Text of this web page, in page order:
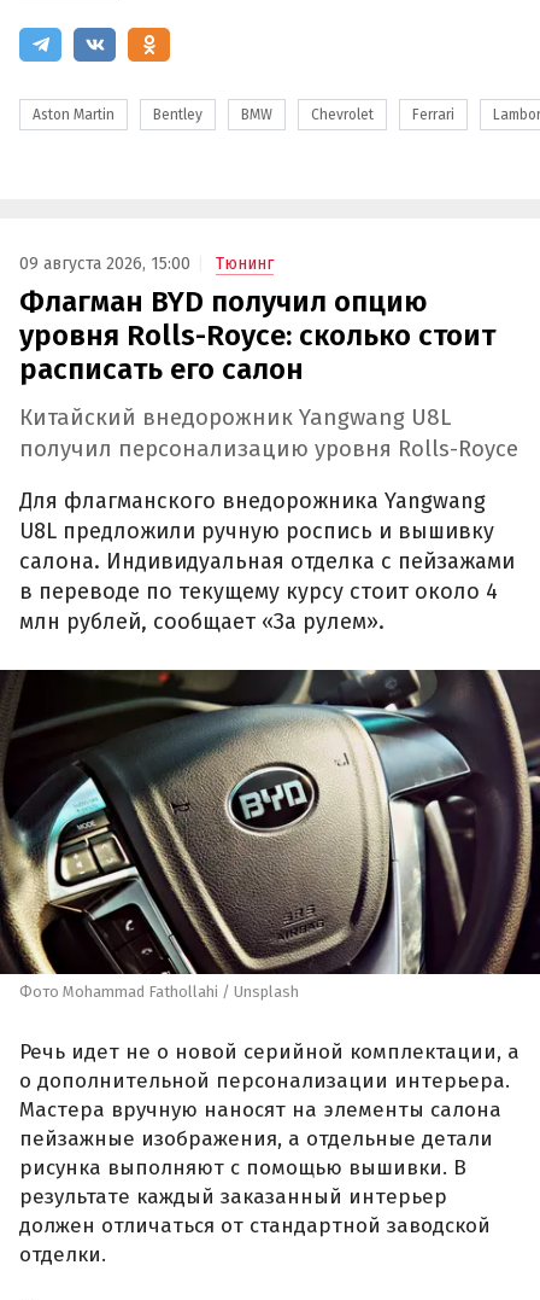
Aston Martin Bentley BMW Chevrolet Ferrari
09 августа 2026, 15:00 Тюнинг
Флагман BYD получил опцию
уровня Rolls-Royce: сколько стоит
расписать его салон
Китайский внедорожник Yangwang U8L
получил персонализацию уровня Rolls-Royce
Для флагманского внедорожника Yangwang
U8L предложили ручную роспись и вышивку
салона. Индивидуальная отделка с пейзажами
в переводе по текущему курсу стоит около 4
млн рублей, сообщает «За рулем».
Фото Mohammad Fathollahi / Unsplash
Речь идет не о новой серийной комплектации, а
о дополнительной персонализации интерьера.
Мастера вручную наносят на элементы салона
пейзажные изображения, а отдельные детали
рисунка выполняют с помощью вышивки. В
результате каждый заказанный интерьер
должен отличаться от стандартной заводской
отделки.